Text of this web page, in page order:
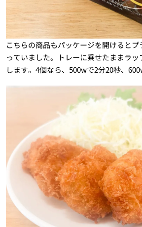
こちらの商品もパッケージを開けると
っていました。トレーに乗せたままラ
します。4個なら、500wで2分20秒、